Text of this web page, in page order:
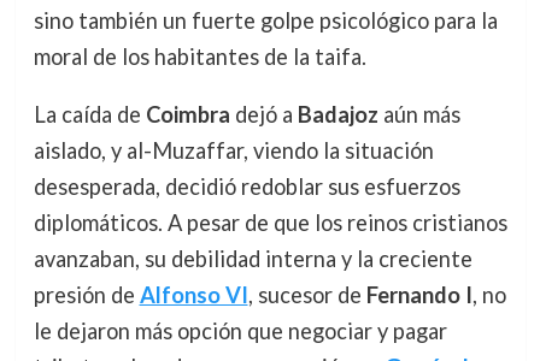
sino también un fuerte golpe psicológico para la
moral de los habitantes de la taifa.
La caída de Coimbra dejó a Badajoz aún más
aislado, y al-Muzaffar, viendo la situación
desesperada, decidió redoblar sus esfuerzos
diplomáticos. A pesar de que los reinos cristianos
avanzaban, su debilidad interna y la creciente
presión de Alfonso VI, sucesor de Fernando I, no
le dejaron más opción que negociar y pagar